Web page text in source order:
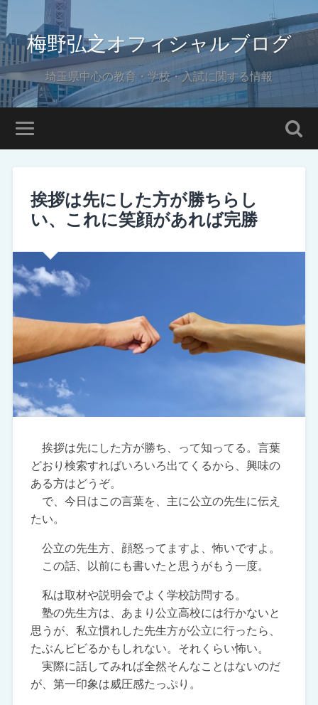
梅野弘之オフィシャルブログ
埼玉県中心の教育・学校・入試に関する情報
挨拶は先にした方が勝ちらし
い、これに笑顔があれば完勝
挨拶は先にした方が勝ち、って知ってる。言葉
どおり検索すればいろいろ出てくるから、興味の
ある方はどうぞ。
で、今日はこの言葉を、主に公立の先生に伝え
たい。
公立の先生方、顔怒ってますよ、怖いですよ。
この話、以前にも書いたと思うがもう一度。
私は取材や説明会でよく学校訪問する。
塾の先生方は、あまり公立高校には行かないと
思うが、私立慣れした先生方が公立に行ったら、
たぶんビビるかもしれない。それくらい怖い。
実際に話してみれば全然そんなことはないのだ
が、第一印象は威圧感たっぷり。